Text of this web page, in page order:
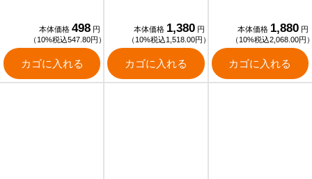
本体価格 498 円
（10%税込547.80円）
カゴに入れる
本体価格 1,380 円
（10%税込1,518.00円）
カゴに入れる
本体価格 1,880 円
（10%税込2,068.00円
カゴに入れる